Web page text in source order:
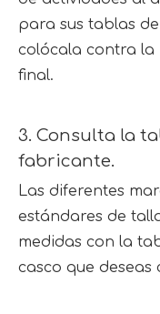
para sus tablas
colócala contra
final.
3. Consulta la
fabricante.
Las diferentes
estándares de
medidas con la
casco que deseas